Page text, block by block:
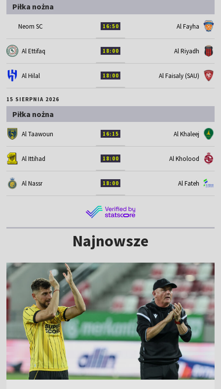
Piłka nożna
Neom SC 16:50 Al Fayha
Al Ettifaq 18:00 Al Riyadh
Al Hilal 18:00 Al Faisaly (SAU)
15 SIERPNIA 2026
Piłka nożna
Al Taawoun 16:15 Al Khaleej
Al Ittihad 18:00 Al Kholood
Al Nassr 18:00 Al Fateh
Najnowsze